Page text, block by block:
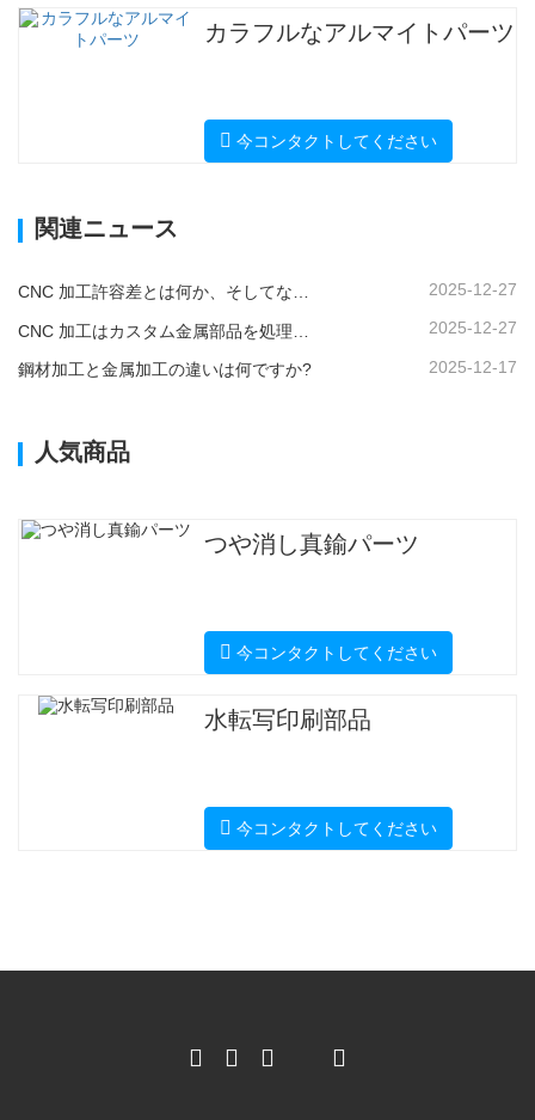
カラフルなアルマイトパーツ
今コンタクトしてください
関連ニュース
CNC 加工許容差とは何か、そしてなぜそれが重要なのか? 2025-12-27
2025-12-27
鋼材加工と金属加工の違いは何ですか? 2025-12-17
人気商品
つや消し真鍮パーツ
今コンタクトしてください
水転写印刷部品
今コンタクトしてください